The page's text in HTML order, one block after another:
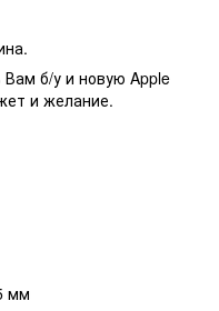
б/у и новую Apple
и желание.
мм